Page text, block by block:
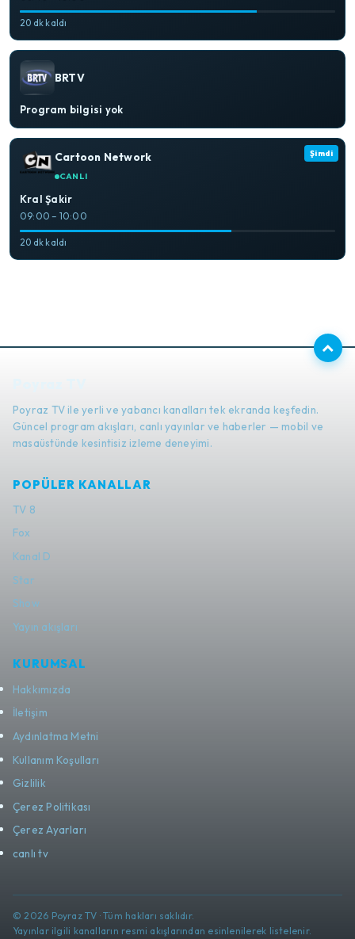
20 dk kaldı
BRTV
Program bilgisi yok
Şimdi
Cartoon Network
CANLI
Kral Şakir
09:00 – 10:00
20 dk kaldı
Poyraz TV ile yerli ve yabancı kanalları tek ekranda keşfedin.
Güncel program akışları, canlı yayınlar ve haberler — mobil ve
masaüstünde kesintisiz izleme deneyimi.
POPÜLER KANALLAR
TV 8
Fox
Kanal D
Star
Show
Yayın akışları
KURUMSAL
Hakkımızda
İletişim
Aydınlatma Metni
Kullanım Koşulları
Gizlilik
Çerez Politikası
Çerez Ayarları
canlı tv
© 2026 Poyraz TV · Tüm hakları saklıdır.
Yayınlar ilgili kanalların resmi akışlarından esinlenilerek listelenir.